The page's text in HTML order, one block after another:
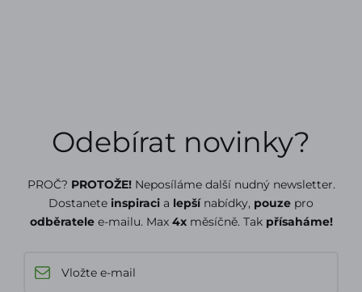
Odebírat novinky?
PROČ? PROTOŽE! Neposíláme další nudný newsletter.
Dostanete inspiraci a lepšínabídky, pouze pro
odběratelee-mailu. Max 4xměsíčně. Tak přísaháme!